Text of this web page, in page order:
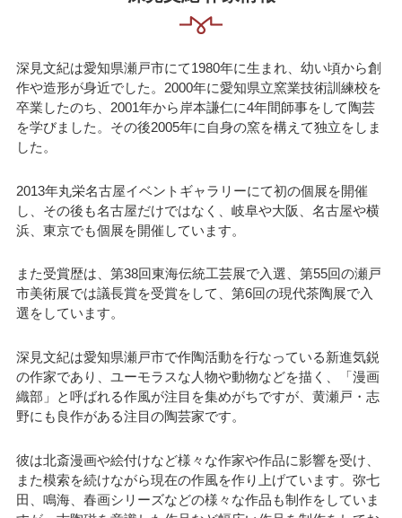
深見文紀は愛知県瀬戸市にて1980年に生まれ、幼い頃から創
作や造形が身近でした。2000年に愛知県立窯業技術訓練校を
卒業したのち、2001年から岸本謙仁に4年間師事をして陶芸
を学びました。その後2005年に自身の窯を構えて独立をしま
した。
2013年丸栄名古屋イベントギャラリーにて初の個展を開催
し、その後も名古屋だけではなく、岐阜や大阪、名古屋や横
浜、東京でも個展を開催しています。
また受賞歴は、第38回東海伝統工芸展で入選、第55回の瀬戸
市美術展では議長賞を受賞をして、第6回の現代茶陶展で入
選をしています。
深見文紀は愛知県瀬戸市で作陶活動を行なっている新進気鋭
の作家であり、ユーモラスな人物や動物などを描く、「漫画
織部」と呼ばれる作風が注目を集めがちですが、黄瀬戸・志
野にも良作がある注目の陶芸家です。
彼は北斎漫画や絵付けなど様々な作家や作品に影響を受け、
また模索を続けながら現在の作風を作り上げています。弥七
田、鳴海、春画シリーズなどの様々な作品も制作をしていま